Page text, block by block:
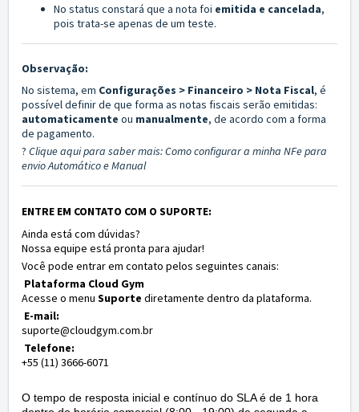
No status constará que a nota foi emitida e cancelada,
pois trata-se apenas de um teste.
Observação:
No sistema, em Configurações > Financeiro > Nota Fiscal, é
possível definir de que forma as notas fiscais serão emitidas:
automaticamente ou manualmente, de acordo com a forma
de pagamento.
? Clique aqui para saber mais: Como configurar a minha NFe para
envio Automático e Manual
ENTRE EM CONTATO COM O SUPORTE:
Ainda está com dúvidas?
Nossa equipe está pronta para ajudar!
Você pode entrar em contato pelos seguintes canais:
Plataforma Cloud Gym
Acesse o menu Suporte diretamente dentro da plataforma.
E-mail:
suporte@cloudgym.com.br
Telefone:
+55 (11) 3666-6071
O tempo de resposta inicial e contínuo do SLA é de 1 hora